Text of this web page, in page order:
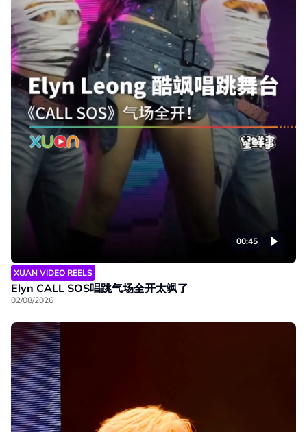
00:45
XUAN VIDEO REELS
Elyn CALL SOS唱跳气场全开太飒了
02/08/2026